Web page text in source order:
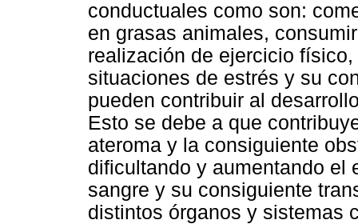
conductuales como son:
en grasas animales,
realización de ejercicio
situaciones de estrés y su
pueden contribuir al
Esto se debe a que
ateroma y la consiguiente
dificultando y aumentando el
sangre y su consiguiente
distintos órganos y sistemas